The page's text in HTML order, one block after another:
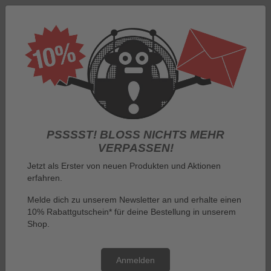
Log in
Menu
You are here: TINS
PSSSST! BLOSS NICHTS MEHR V
ERPASSEN!
Jetzt als Erster von neuen Produkten und Aktionen
erfahren.
Melde dich zu unserem Newsletter an und erhalte einen
10% Rabattgutschein* für deine Bestellung in unserem
Shop.
Anmelden